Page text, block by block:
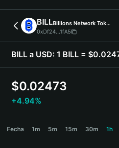
Deutsch
简体中文
繁體中文
Português (Portugal)
Bahasa Indonesia
ภาษาไทย
Español
Español (Argentina)
BILL
Billions Network Token
0xDf24...1fA5
BILL a USD: 1 BILL =
$0.02473
+4.94%
Fecha 1m 5m 15m 30m 1h